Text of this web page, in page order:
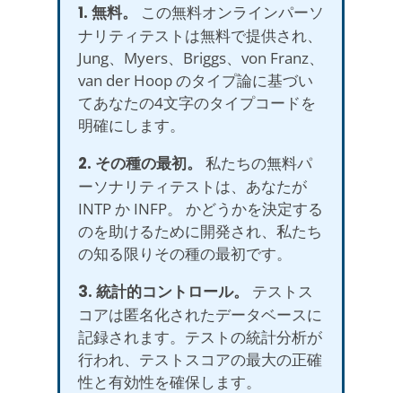
1. 無料。
この無料オンラインパーソ
ナリティテストは無料で提供され、
Jung、Myers、Briggs、von Franz、
van der Hoop のタイプ論に基づい
てあなたの4文字のタイプコードを
明確にします。
2. その種の最初。
私たちの無料パ
ーソナリティテストは、あなたが
INTP か INFP。 かどうかを決定する
のを助けるために開発され、私たち
の知る限りその種の最初です。
3. 統計的コントロール。
テストス
コアは匿名化されたデータベースに
記録されます。テストの統計分析が
行われ、テストスコアの最大の正確
性と有効性を確保します。